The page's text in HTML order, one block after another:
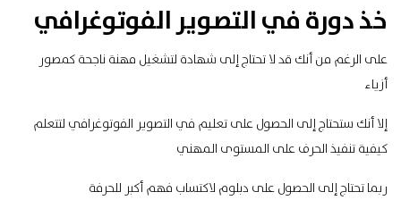
خذ دورة في التصوير الفوتوغرافي
على الرغم من أنك قد لا تحتاج إلى شهادة لتشغيل مهنة ناجحة كمصور
أزياء
إلا أنك ستحتاج إلى الحصول على تعليم في التصوير الفوتوغرافي لتتعلم
كيفية تنفيذ الحرف على المستوى المهني
ربما تحتاج إلى الحصول على دبلوم لاكتساب فهم أكبر للحرفة